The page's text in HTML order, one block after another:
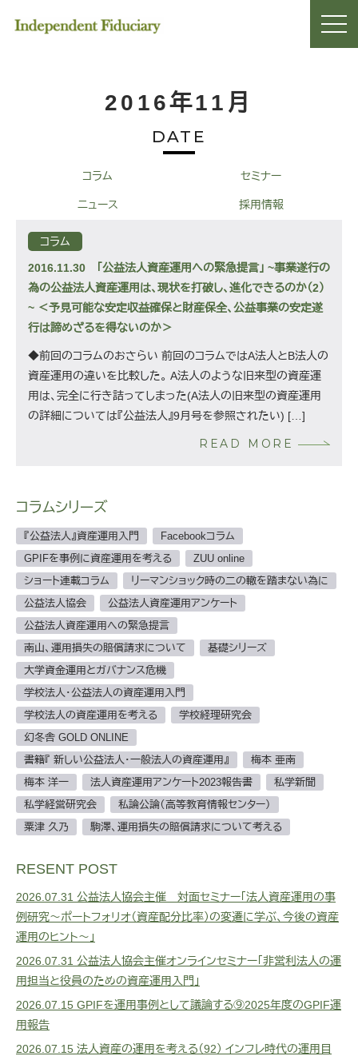
2016年11月
DATE
コラム セミナー
ニュース 採用情報
コラム
2016.11.30 「公益法人資産運用への緊急提言」 ~事業遂行の
為の公益法人資産運用は、現状を打破し、進化できるのか（2）
~ ＜予見可能な安定収益確保と財産保全、公益事業の安定遂
行は諦めざるを得ないのか＞
◆前回のコラムのおさらい 前回のコラムではA法人とB法人の
資産運用の違いを比較した。 A法人のような旧来型の資産運
用は、完全に行き詰ってしまった(A法人の旧来型の資産運用
の詳細については『公益法人』9月号を参照されたい) […]
READ MORE
コラムシリーズ
『公益法人』資産運用入門
Facebookコラム
GPIFを事例に資産運用を考える
ZUU online
ショート連載コラム
リーマンショック時の二の轍を踏まない為に
公益法人協会
公益法人資産運用アンケート
公益法人資産運用への緊急提言
南山、運用損失の賠償請求について
基礎シリーズ
大学資金運用とガバナンス危機
学校法人・公益法人の資産運用入門
学校法人の資産運用を考える
学校経理研究会
幻冬舎 GOLD ONLINE
書籍『 新しい公益法人・一般法人の資産運用』
梅本 亜南
梅本 洋一
法人資産運用アンケート2023報告書
私学新聞
私学経営研究会
私論公論（高等教育情報センター）
粟津 久乃
駒澤、運用損失の賠償請求について考える
RESENT POST
2026.07.31 公益法人協会主催 対面セミナー「法人資産運用の事
例研究～ポートフォリオ（資産配分比率）の変遷に学ぶ、今後の資産
運用のヒント～」
2026.07.31 公益法人協会主催オンラインセミナー「非営利法人の運
用担当と役員のための資産運用入門」
2026.07.15 GPIFを運用事例として議論する⑨2025年度のGPIF運
用報告
2026.07.15 法人資産の運用を考える（92） インフレ時代の運用目